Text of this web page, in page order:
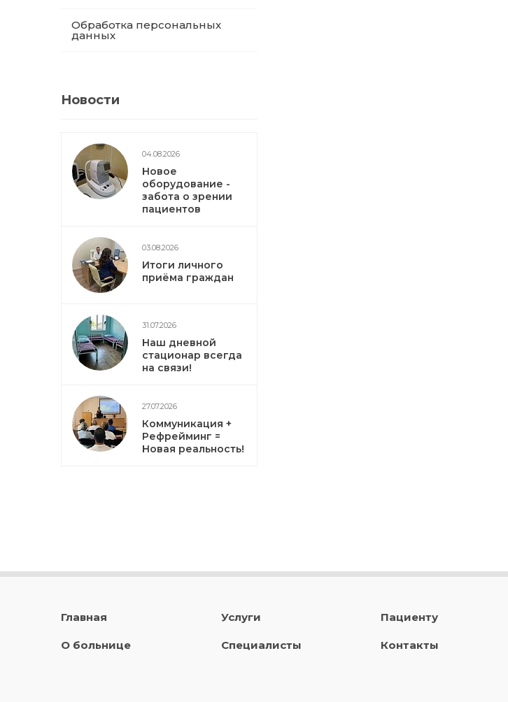
Обработка персональных
данных
Новости
04.08.2026
Новое
оборудование -
забота о зрении
пациентов
03.08.2026
Итоги личного
приёма граждан
31.07.2026
Наш дневной
стационар всегда
на связи!
27.07.2026
Коммуникация +
Рефрейминг =
Новая реальность!
Главная
О больнице
Услуги
Специалисты
Пациенту
Контакты